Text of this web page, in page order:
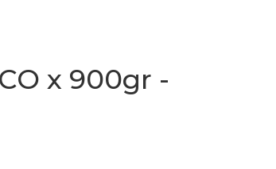
x 900gr -